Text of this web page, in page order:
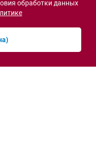
обработки данных